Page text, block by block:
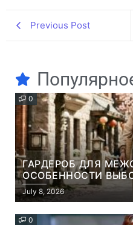
Previous Post
0
ГАРДЕРОБ ДЛЯ
ОСОБЕННОСТИ
ПАРКИ И
July 8, 2026
0